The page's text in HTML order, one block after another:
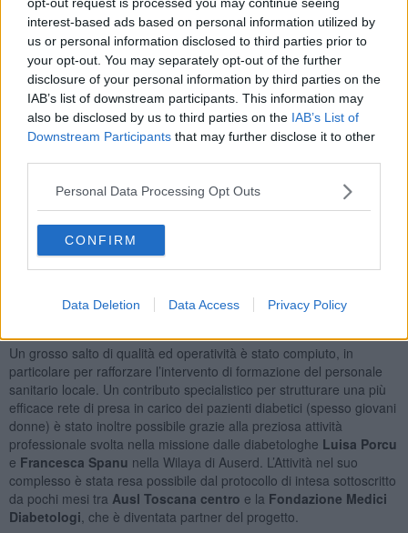
interest-based ads based on personal information utilized by
us or personal information disclosed to third parties prior to
your opt-out. You may separately opt-out of the further
disclosure of your personal information by third parties on the
IAB’s list of downstream participants. This information may
also be disclosed by us to third parties on the IAB’s List of
Downstream Participants that may further disclose it to other
Personal Data Processing Opt Outs
CONFIRM
Data Deletion Data Access Privacy Policy
di 120 pazienti diabetici, operando in tre diversi dispensari della
Wilaya di Auserd, (gemellata da anni con la Regione Toscana) la
formazione di personale medico locale, il coinvolgimento e la
sensibilizzazione dei familiari per promuovere migliori stili di vita e
cambiamenti nell’alimentazione, pesantemente condizionata dalla
totale dipendenza dagli aiuti internazionali.
A ogni paziente è stato eseguito unoscreeningstandard: la visita
medica, il controllo della pressione, del peso e dello stato
nutrizionale (la disponibilità alimentare limitata e sbilanciata
sovrappeso e al diabete) nonché le analisi del sangue. I pazienti
più anziani sono inoltre stati invitati a presentarsi accompagnati da
un familiare, successivamente coinvolto attivamente durante la
visita. Sono seguiti consigli riguardo una cura farmacologica
personalizzata, e offerto un percorso parallelo gratuito di attività
oltre a indicazioni dietetiche realizzabili con gli scarsi alimenti
Un grosso salto di qualità ed operatività è stato compiuto, in
particolare per rafforzare l’intervento di formazione del personale
sanitario locale. Un contributo specialistico per strutturare una più
efficace rete di presa in carico dei pazienti diabetici (spesso giovani
donne) è stato inoltre possibile grazie alla preziosa attività
professionale svolta nella missione dalle diabetologhe Luisa Porcu
e Francesca Spanu nella Wilaya di Auserd. L’Attività nel suo
complesso è stata resa possibile dal protocollo di intesa sottoscritto
da pochi mesi tra Ausl Toscana centro e la Fondazione Medici
Diabetologi , che è diventata partner del progetto.